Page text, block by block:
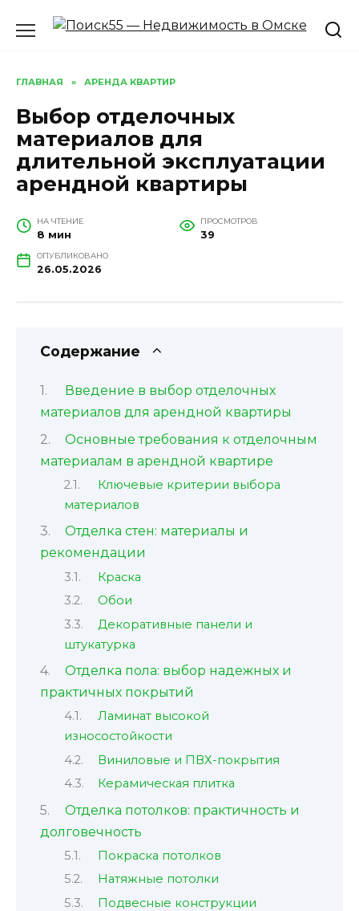
ГЛАВНАЯ » АРЕНДА КВАРТИР
Выбор отделочных
материалов для
длительной эксплуатации
арендной квартиры
НА ЧТЕНИЕ
8 мин
ПРОСМОТРОВ
39
ОПУБЛИКОВАНО
26.05.2026
Содержание
Введение в выбор отделочных
материалов для арендной квартиры
Основные требования к отделочным
материалам в арендной квартире
Ключевые критерии выбора
материалов
Отделка стен: материалы и
рекомендации
Краска
Обои
Декоративные панели и
штукатурка
Отделка пола: выбор надежных и
практичных покрытий
Ламинат высокой
износостойкости
Виниловые и ПВХ-покрытия
Керамическая плитка
Отделка потолков: практичность и
долговечность
Покраска потолков
Натяжные потолки
Подвесные конструкции